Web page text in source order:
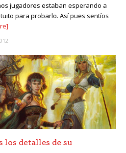
jugadores estaban esperando a
para probarlo. Así pues sentíos
los detalles de su